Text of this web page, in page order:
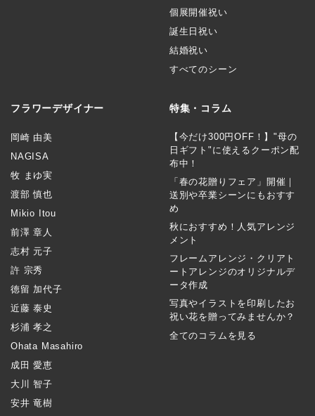
個展開催祝い
誕生日祝い
結婚祝い
すべてのシーン
フラワーデザイナー
岡崎 由美
NAGISA
牧 まゆ実
渡部 慎也
Mikio Itou
前澤 章人
志村 元子
許 宗秀
徳留 加代子
近藤 泰史
杉浦 孝之
Ohata Masahiro
成田 愛恵
大川 智子
安井 竜樹
特集・コラム
【今だけ300円OFF！】"母の
日ギフト"に使えるクーポン配
布中！
「春の花贈りフェア」開催｜
送別や卒業シーンにもおすす
め
秋におすすめ！人気アレンジ
メント
フレームアレンジ・クリアト
ートアレンジのオリジナルデ
ータ作成
写真やイラストを印刷したお
祝い花を贈ってみませんか？
全てのコラムを見る